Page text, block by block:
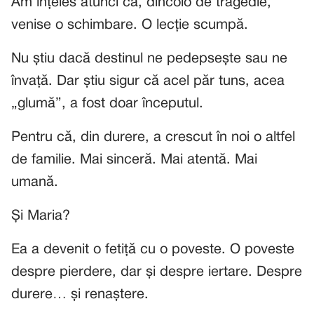
Am înțeles atunci că, dincolo de tragedie,
venise o schimbare. O lecție scumpă.
Nu știu dacă destinul ne pedepsește sau ne
învață. Dar știu sigur că acel păr tuns, acea
„glumă”, a fost doar începutul.
Pentru că, din durere, a crescut în noi o altfel
de familie. Mai sinceră. Mai atentă. Mai
umană.
Și Maria?
Ea a devenit o fetiță cu o poveste. O poveste
despre pierdere, dar și despre iertare. Despre
durere… și renaștere.